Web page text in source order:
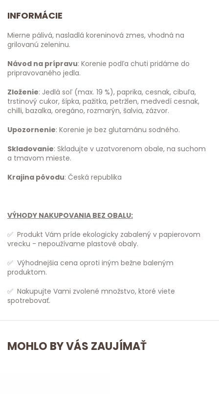
INFORMÁCIE
Mierne pálivá, nasladlá koreninová zmes, vhodná na
grilovanú zeleninu.
Návod na prípravu: Korenie podľa chuti pridáme do
pripravovaného jedla.
Zloženie: Jedlá soľ (max. 19 %), paprika, cesnak, cibuľa,
trstinový cukor, šípka, pažitka, petržlen, medvedí cesnak,
chilli, bazalka, oregáno, rozmarýn, šalvia, zázvor.
Upozornenie: Korenie je bez glutamánu sodného.
Skladovanie: Skladujte v uzatvorenom obale, na suchom
a tmavom mieste.
Krajina pôvodu: Česká republika
VÝHODY NAKUPOVANIA BEZ OBALU:
✅ Produkt Vám príde ekologicky zabalený v papierovom
vrecku - nepoužívame plastové obaly.
✅ Výhodnejšia cena oproti iným bežne baleným
produktom.
✅ Nakupujte Vami zvolené množstvo, ktoré viete
spotrebovať.
MOHLO BY VÁS ZAUJÍMAŤ